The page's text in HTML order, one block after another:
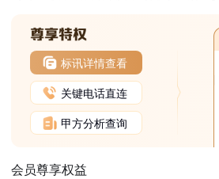
标讯详情查看
关键电话直连
甲方分析查询
会员尊享权益